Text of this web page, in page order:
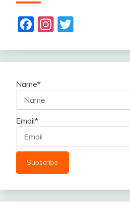
Facebook
Instagram
Name*
Email*